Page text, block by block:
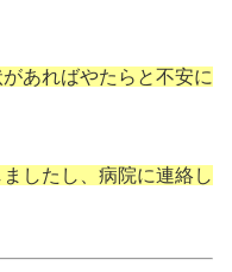
あればやたらと不安に
したし、病院に連絡し